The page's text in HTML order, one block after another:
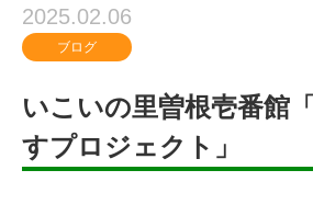
2025.02.06
ブログ
いこいの里曽根壱番館
すプロジェクト」